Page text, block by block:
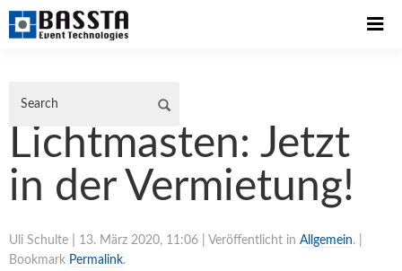

Lichtmasten: Jetzt
in der Vermietung!
Uli Schulte 13. März 2020, 11:06 | Veröffentlicht in Allgemein. |
Bookmark Permalink.